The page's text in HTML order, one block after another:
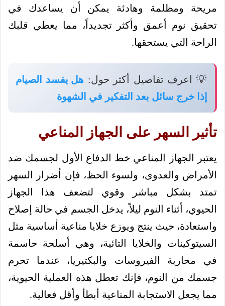
مريحة ومظلمة وهادئة يمكن أن يساعدك في
تحقيق نوم أعمق وأكثر تجديداً، مما يعطي قلبك
الراحة التي يستحقها.
💡 اعرف تفاصيل أكثر حول: هل يفسد الصيام
إذا خرج سائل بعد التفكير في الشهوة
تأثير السهر على الجهاز المناعي
يعتبر الجهاز المناعي خط الدفاع الأول لجسمك ضد
الأمراض والعدوى، ولسوء الحظ، فإن أضرار السهر
تمتد بشكل مباشر وقوي لتضعف هذا الجهاز
الحيوي، أثناء النوم ليلاً، يدخل الجسم في حالة إصلاح
واستعادة، حيث ينتج ويوزع خلايا مناعية أساسية مثل
السيتوكينات والخلايا التائية، وهي أسلحة حاسمة
في محاربة الفيروسات والبكتيريا، عندما تحرم
جسمك من النوم، فإنك تعطل هذه العملية الحيوية،
مما يجعل الاستجابة المناعية أبطأ وأقل فعالية.